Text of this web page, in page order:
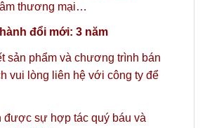
thương mại…
đổi mới: 3 năm
sản phẩm và chương trình bán
vui lòng liên hệ với công ty để
được sự hợp tác quý báu và